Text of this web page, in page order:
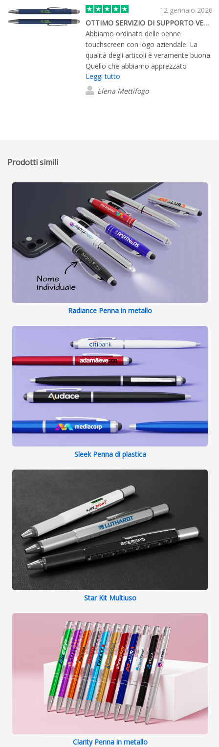
12 gennaio 2026
OTTIMO SERVIZIO DI SUPPORTO VENDITA
Abbiamo ordinato delle penne
touchscreen con logo aziendale. La
qualità degli articoli è veramente buona.
Quello che abbiamo apprezzato
maggiormente è stata l'assistenza
continua ed informazioni puntuali sullo
stato dell'ordine e della spedizione.
Leggi tutto
Elena Mettifogo
Prodotti simili
Radiance Penna in metallo
Sleek Penna di plastica
Star Kit Multiuso
Clarity Penna in metallo